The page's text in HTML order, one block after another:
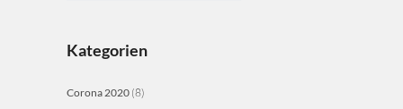
Kategorien
Corona 2020 (8)